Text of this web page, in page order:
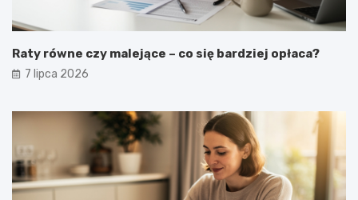
Raty równe czy malejące – co się bardziej opłaca?
7 lipca 2026